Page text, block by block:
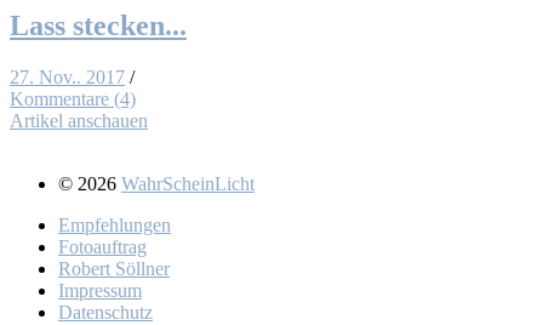
Lass ste­cken...
27. Nov.. 2017 /
Kommentare (4)
Artikel anschauen
© 2026 WahrScheinLicht
Emp­feh­lun­gen
Fo­to­auf­trag
Ro­bert Söll­ner
Im­pres­sum
Da­ten­schutz